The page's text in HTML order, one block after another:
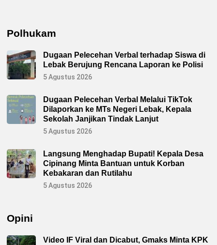
Polhukam
Dugaan Pelecehan Verbal terhadap Siswa di
Lebak Berujung Rencana Laporan ke Polisi
5 Agustus 2026
Dugaan Pelecehan Verbal Melalui TikTok
Dilaporkan ke MTs Negeri Lebak, Kepala
Sekolah Janjikan Tindak Lanjut
5 Agustus 2026
Langsung Menghadap Bupati! Kepala Desa
Cipinang Minta Bantuan untuk Korban
Kebakaran dan Rutilahu
5 Agustus 2026
Opini
Video IF Viral dan Dicabut, Gmaks Minta KPK